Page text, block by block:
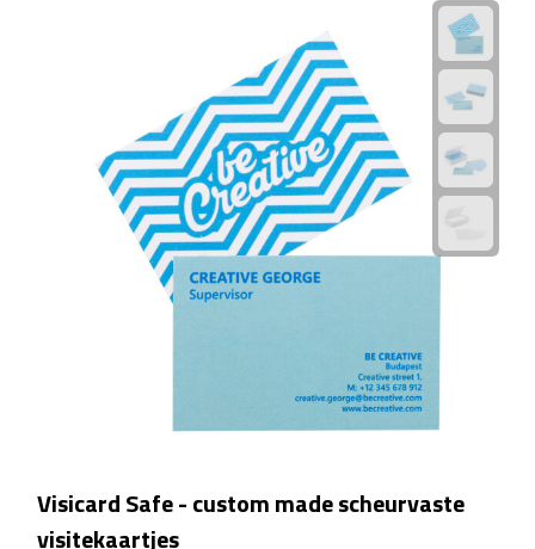
Koffieglazen
Theeglazen
Kopjes & Mokken
Thermossets
Visicard Safe - custom made scheurvaste
visitekaartjes